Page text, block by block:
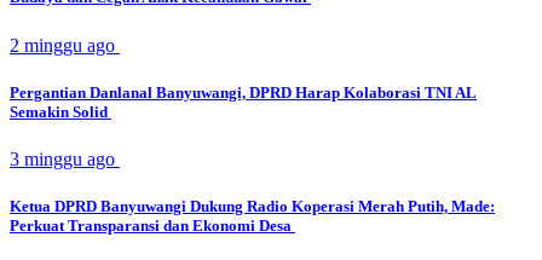
2 minggu ago
Pergantian Danlanal Banyuwangi, DPRD Harap Kolaborasi TNI AL
Semakin Solid
3 minggu ago
Ketua DPRD Banyuwangi Dukung Radio Koperasi Merah Putih, Made:
Perkuat Transparansi dan Ekonomi Desa